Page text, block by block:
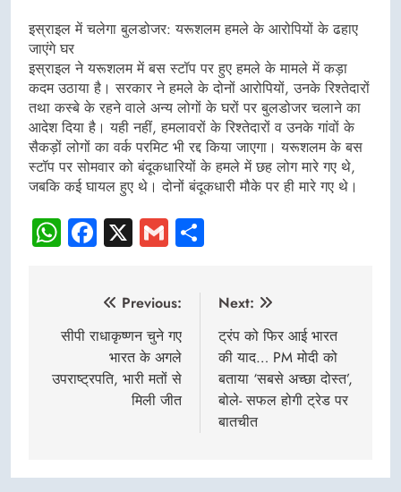
इस्राइल में चलेगा बुलडोजर: यरूशलम हमले के आरोपियों के ढहाए
जाएंगे घर
इस्राइल ने यरूशलम में बस स्टॉप पर हुए हमले के मामले में कड़ा
कदम उठाया है। सरकार ने हमले के दोनों आरोपियों, उनके रिश्तेदारों
तथा कस्बे के रहने वाले अन्य लोगों के घरों पर बुलडोजर चलाने का
आदेश दिया है। यही नहीं, हमलावरों के रिश्तेदारों व उनके गांवों के
सैकड़ों लोगों का वर्क परमिट भी रद्द किया जाएगा। यरूशलम के बस
स्टॉप पर सोमवार को बंदूकधारियों के हमले में छह लोग मारे गए थे,
जबकि कई घायल हुए थे। दोनों बंदूकधारी मौके पर ही मारे गए थे।
WhatsApp
Facebook
X Gmail
navigation
Previous:
सीपी राधाकृष्णन चुने गए
भारत के अगले
उपराष्ट्रपति, भारी मतों से
मिली जीत
Next:
ट्रंप को फिर आई भारत
की याद… PM मोदी को
बताया ‘सबसे अच्छा दोस्त’,
बोले- सफल होगी ट्रेड पर
बातचीत